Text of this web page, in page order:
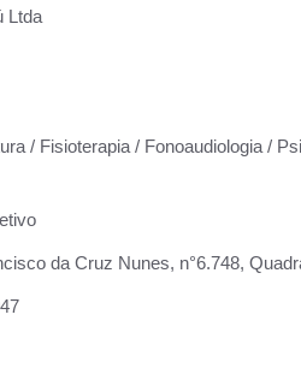
Ltda
/ Fisioterapia / Fonoaudiologia /
da Cruz Nunes, n°6.748,